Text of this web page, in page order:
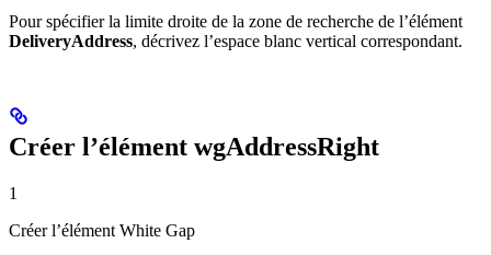
Pour spécifier la limite droite de la zone de recherche de l’élément
DeliveryAddress, décrivez l’espace blanc vertical correspondant.
Créer l’élément wgAddressRight
1
Créer l’élément White Gap